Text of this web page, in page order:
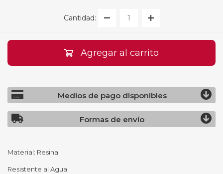
Cantidad:
Agregar al carrito
Medios de pago disponibles
Formas de envío
Material: Resina
Resistente al Agua